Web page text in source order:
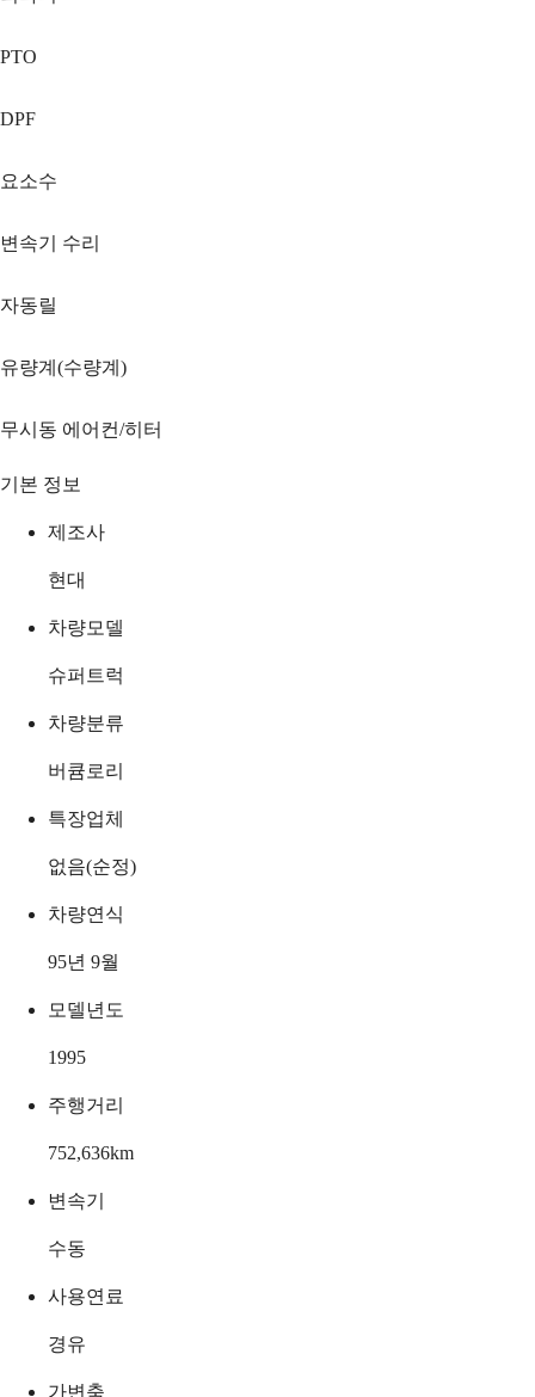
PTO
DPF
요소수
변속기 수리
자동릴
유량계(수량계)
무시동 에어컨/히터
기본 정보
제조사
현대
차량모델
슈퍼트럭
차량분류
버큠로리
특장업체
없음(순정)
차량연식
95년 9월
모델년도
1995
주행거리
752,636km
변속기
수동
사용연료
경유
가변축